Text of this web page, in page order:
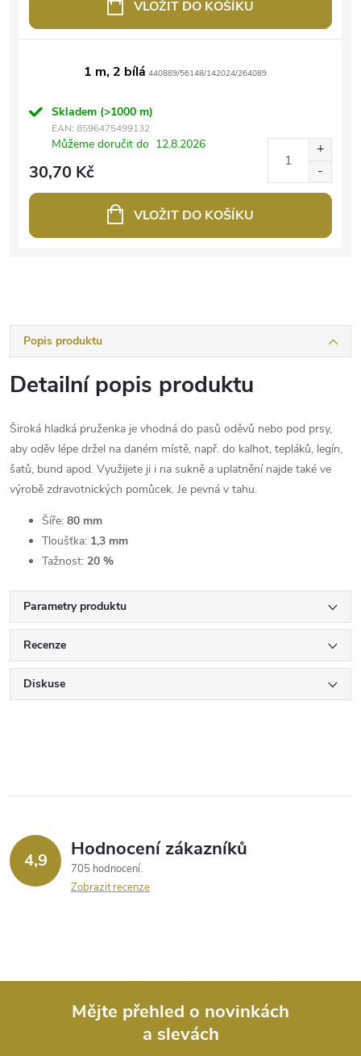
VLOŽIT DO KOŠÍKU
1 m, 2 bílá 440889/56148/142024/264089
Skladem (>1000 m)
EAN: 8596475499132
Můžeme doručit do 12.8.2026
30,70 Kč
VLOŽIT DO KOŠÍKU
Popis produktu
Detailní popis produktu
Široká hladká pruženka je vhodná do pasů oděvů nebo pod prsy,
aby oděv lépe držel na daném místě, např. do kalhot, tepláků, legín,
šatů, bund apod. Využijete ji i na sukně a uplatnění najde také ve
výrobě zdravotnických pomůcek. Je pevná v tahu.
Šíře: 80 mm
Tloušťka: 1,3 mm
Tažnost: 20 %
Parametry produktu
Recenze
Diskuse
4,9 Hodnocení zákazníků
705 hodnocení
Zobrazit recenze
Mějte přehled o novinkách
a slevách